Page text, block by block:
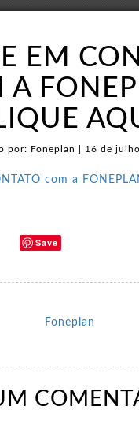
EM
A
por: Foneplan | 16 de
Save
Foneplan